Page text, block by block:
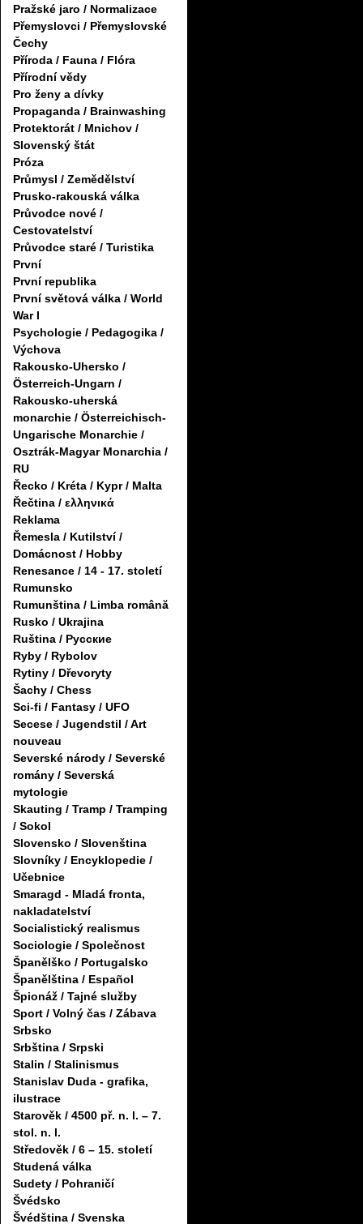
Pražské jaro / Normalizace
Přemyslovci / Přemyslovské
Čechy
Příroda / Fauna / Flóra
Přírodní vědy
Pro ženy a dívky
Propaganda / Brainwashing
Protektorát / Mnichov /
Slovenský štát
Próza
Průmysl / Zemědělství
Prusko-rakouská válka
Průvodce nové /
Cestovatelství
Průvodce staré / Turistika
První
První republika
První světová válka / World
War I
Psychologie / Pedagogika /
Výchova
Rakousko-Uhersko /
Österreich-Ungarn /
Rakousko-uherská
monarchie / Österreichisch-
Ungarische Monarchie /
Osztrák-Magyar Monarchia /
RU
Řecko / Kréta / Kypr / Malta
Řečtina / ελληνικά
Reklama
Řemesla / Kutilství /
Domácnost / Hobby
Renesance / 14 - 17. století
Rumunsko
Rumunština / Limba română
Rusko / Ukrajina
Ruština / Русские
Ryby / Rybolov
Rytiny / Dřevoryty
Šachy / Chess
Sci-fi / Fantasy / UFO
Secese / Jugendstil / Art
nouveau
Severské národy / Severské
romány / Severská
mytologie
Skauting / Tramp / Tramping
/ Sokol
Slovensko / Slovenština
Slovníky / Encyklopedie /
Učebnice
Smaragd - Mladá fronta,
nakladatelství
Socialistický realismus
Sociologie / Společnost
Španělško / Portugalsko
Španělština / Español
Špionáž / Tajné služby
Sport / Volný čas / Zábava
Srbsko
Srbština / Srpski
Stalin / Stalinismus
Stanislav Duda - grafika,
ilustrace
Starověk / 4500 př. n. l. – 7.
stol. n. l.
Středověk / 6 – 15. století
Studená válka
Sudety / Pohraničí
Švédsko
Švédština / Svenska